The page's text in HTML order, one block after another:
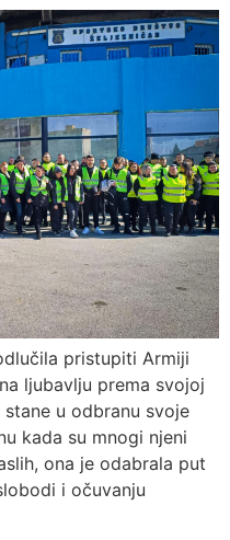
pristupiti Armiji
ljubavlju prema svojoj
u odbranu svoje
kada su mnogi njeni
ona je odabrala put
i očuvanju